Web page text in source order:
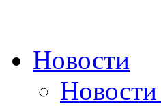
Новости